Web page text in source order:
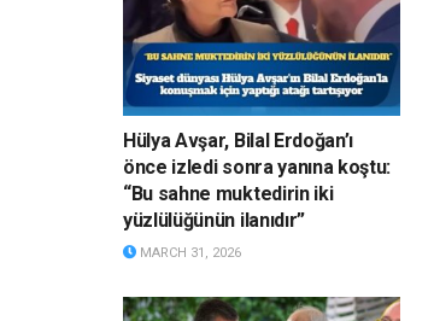
Hülya Avşar, Bilal Erdoğan’ı
önce izledi sonra yanına koştu:
“Bu sahne muktedirin iki
yüzlülüğünün ilanıdır”
MARCH 31, 2026